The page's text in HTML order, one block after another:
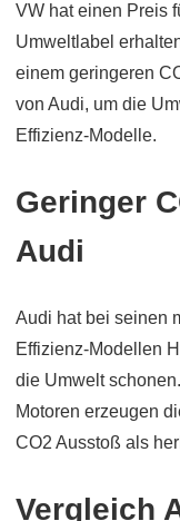
VW hat einen Preis
Umweltlabel
einem geringeren
von Audi, um die
Effizienz-Modelle.
Geringer
Audi
Audi hat bei seinen
Effizienz-Modellen
die Umwelt
Motoren erzeugen
CO2 Ausstoß als
Vergleich